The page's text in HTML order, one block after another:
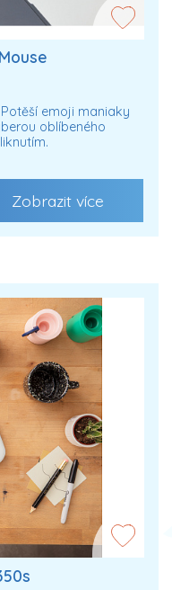
emoji maniaky
oblíbeného
Zobrazit více